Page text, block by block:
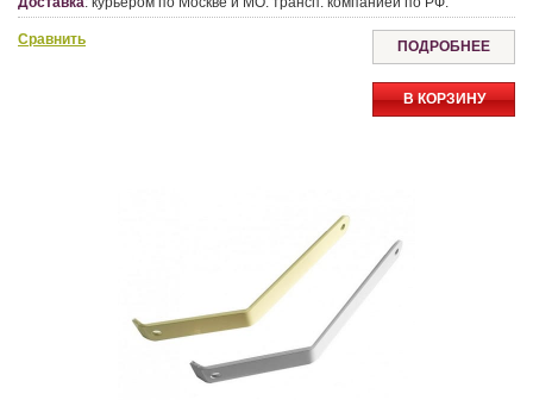
Сравнить ПОДРОБНЕЕ
В КОРЗИНУ